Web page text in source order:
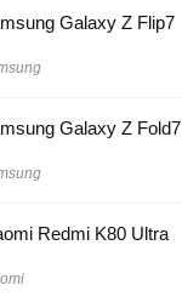
Galaxy Z Flip7
Galaxy Z Fold7
Redmi K80 Ultra